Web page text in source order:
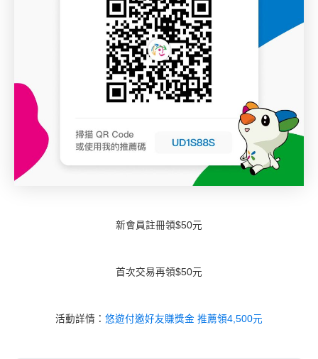
新會員註冊領$50元
首次交易再領$50元
活動詳情： 悠遊付邀好友賺獎金 推薦領4,500元